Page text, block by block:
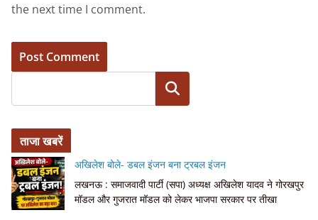
the next time I comment.
Search
ताजा खबरें
अखिलेश बोले- डबल इंजन बना ट्रबल इंजन
लखनऊ : समाजवादी पार्टी (सपा) अध्यक्ष अखिलेश यादव ने गोरखपुर
मॉडल और गुजरात मॉडल को लेकर भाजपा सरकार पर तीखा